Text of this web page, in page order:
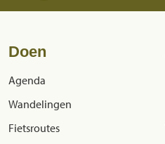
Doen
Agenda
Wandelingen
Fietsroutes